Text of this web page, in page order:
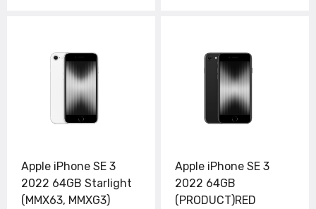
Apple iPhone SE 3
2022 64GB Starlight
(MMX63, MMXG3)
Apple iPhone SE 3
2022 64GB
(PRODUCT)RED